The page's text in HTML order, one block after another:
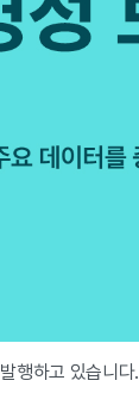
행하고 있습니다.